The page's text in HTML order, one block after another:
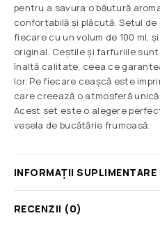
pentru a savura o băutură
confortabilă și plăcută. Setul
fiecare cu un volum de 100 ml,
original. Ceștile și farfuriile
înaltă calitate, ceea ce
lor. Pe fiecare ceașcă este
care creează o atmosferă
Acest set este o alegere
vesela de bucătărie frumoasă.
INFORMAȚII SUPLIMENTARE
RECENZII (0)